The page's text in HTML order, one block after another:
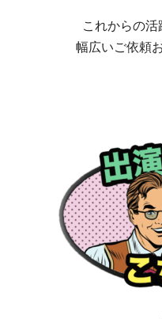
これからの活
幅広いご依頼